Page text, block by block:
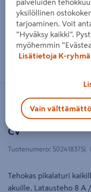
Zoomaa
Pikalaturi FEIN
CV
Tuotenumero: 502418375
Tehokas pikalaturi
akuille. Latausteho 8 A
palveluiden
yksilöllinen
tarjoaminen. Voit
”Hyväksy kaikki”.
myöhemmin
Lisätietoja K-
Vain